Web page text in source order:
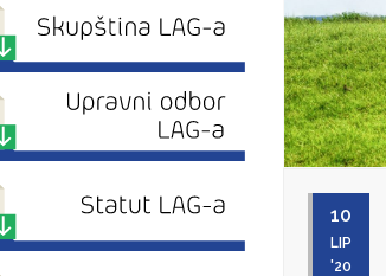
10
LIP
'20